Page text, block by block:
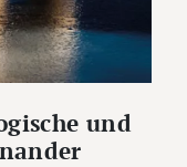
und